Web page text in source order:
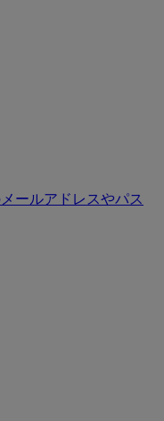
ールアドレスやパス